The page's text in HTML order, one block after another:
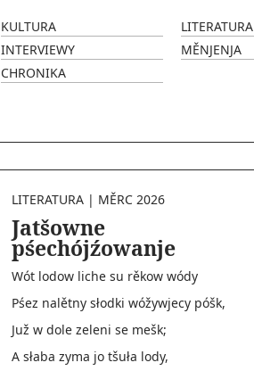
KULTURA
LITERATURA
INTERVIEWY
MĚNJENJA
CHRONIKA
LITERATURA| MĚRC 2026
Jatšowne
pśechójźowanje
Wót lodow liche su rěkow wódy
Pśez nalětny słodki wóžywjecy póšk,
Juž w dole zeleni se mešk;
A słaba zyma jo tšuła lody,